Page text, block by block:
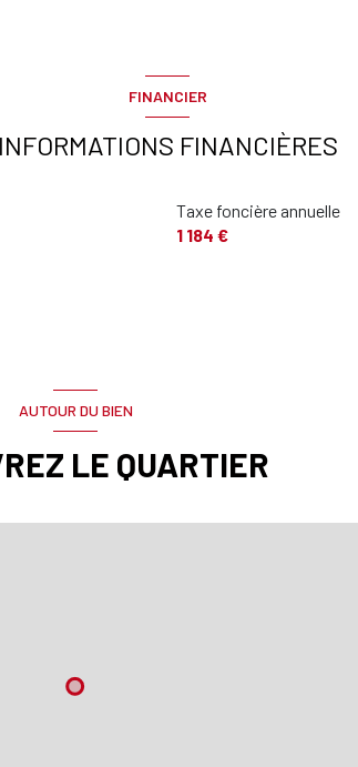
FINANCIER
INFORMATIONS FINANCIÈRES
Taxe foncière annuelle
1 184 €
AUTOUR DU BIEN
LE QUARTIER